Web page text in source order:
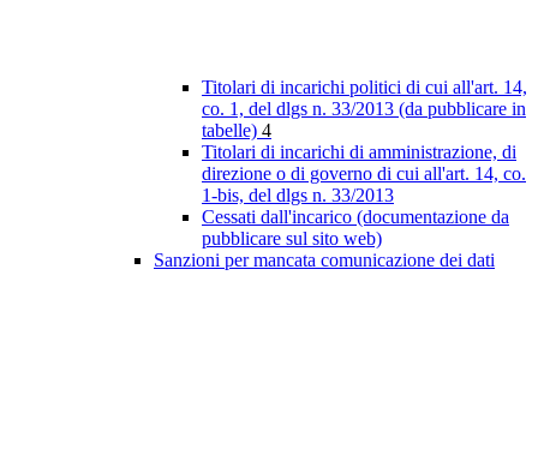
Titolari di incarichi politici di cui all'art. 14,
co. 1, del dlgs n. 33/2013 (da pubblicare in
tabelle) 4
Titolari di incarichi di amministrazione, di
direzione o di governo di cui all'art. 14, co.
1-bis, del dlgs n. 33/2013
Cessati dall'incarico (documentazione da
pubblicare sul sito web)
Sanzioni per mancata comunicazione dei dati